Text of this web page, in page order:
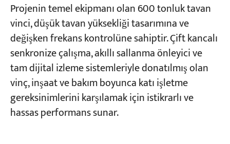
Projenin temel ekipmanı olan 600 tonluk tavan
vinci, düşük tavan yüksekliği tasarımına ve
değişken frekans kontrolüne sahiptir. Çift kancalı
senkronize çalışma, akıllı sallanma önleyici ve
tam dijital izleme sistemleriyle donatılmış olan
vinç, inşaat ve bakım boyunca katı işletme
gereksinimlerini karşılamak için istikrarlı ve
hassas performans sunar.